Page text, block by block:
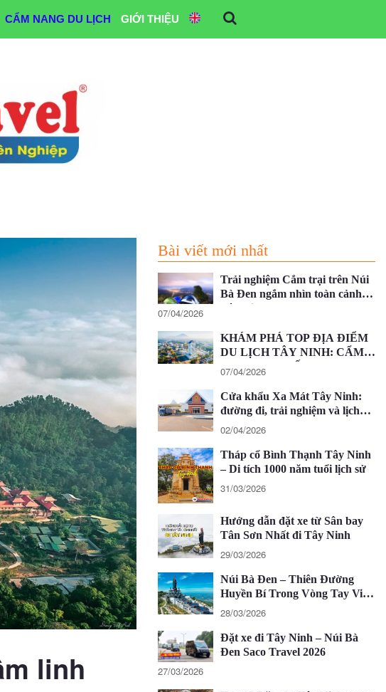
CẨM NANG DU LỊCH GIỚI THIỆU
linh
Bài viết mới nhất
Trải nghiệm Cắm trại trên Núi
Bà Đen ngắm nhìn toàn cảnh
Tây Ninh
07/04/2026
KHÁM PHÁ TOP ĐỊA ĐIỂM
DU LỊCH TÂY NINH: CẨM
NANG CHI TIẾT 2026
07/04/2026
Cửa khẩu Xa Mát Tây Ninh:
đường đi, trải nghiệm và lịch
trình 1 ngày
02/04/2026
Tháp cổ Bình Thạnh Tây Ninh
– Di tích 1000 năm tuổi lịch sử
31/03/2026
Hướng dẫn đặt xe từ Sân bay
Tân Sơn Nhất đi Tây Ninh
29/03/2026
Núi Bà Đen – Thiên Đường
Huyền Bí Trong Vòng Tay Việt
Nam
28/03/2026
Đặt xe đi Tây Ninh – Núi Bà
Đen Saco Travel 2026
27/03/2026